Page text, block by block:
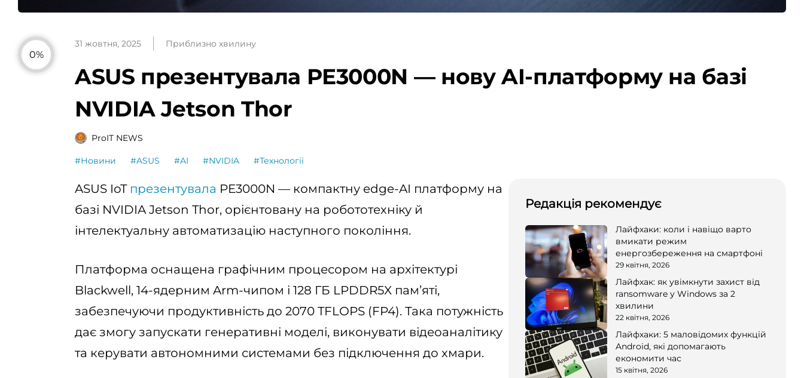
0%
31 жовтня, 2025 Приблизно хвилину
ASUS презентувала PE3000N — нову AI-платформу на базі
NVIDIA Jetson Thor
ProIT NEWS
#Новини #ASUS #AI #NVIDIA #Технології
ASUS IoT презентувала PE3000N — компактну edge-AI платформу на
базі NVIDIA Jetson Thor, орієнтовану на робототехніку й
інтелектуальну автоматизацію наступного покоління.
Платформа оснащена графічним процесором на архітектурі
Blackwell, 14-ядерним Arm-чипом і 128 ГБ LPDDR5X пам’яті,
забезпечуючи продуктивність до 2070 TFLOPS (FP4). Така потужність
дає змогу запускати генеративні моделі, виконувати відеоаналітику
та керувати автономними системами без підключення до хмари.
Редакція рекомендує
Лайфхаки: коли і навіщо варто
вмикати режим
енергозбереження на смартфоні
29 квітня, 2026
Лайфхак: як увімкнути захист від
ransomware у Windows за 2
хвилини
22 квітня, 2026
Лайфхаки: 5 маловідомих функцій
Android, які допомагають
економити час
15 квітня, 2026